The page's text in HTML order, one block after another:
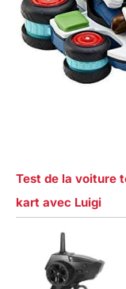
Test de la voiture
kart avec Luigi